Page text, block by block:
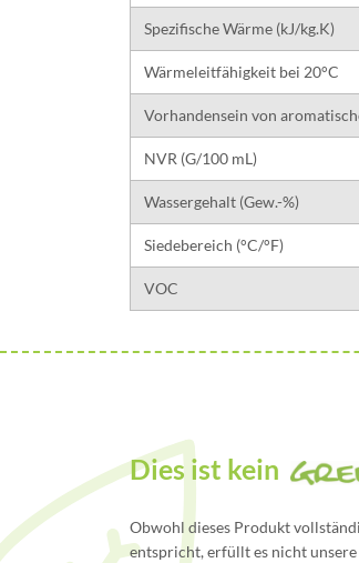
Spezifische Wärme (kJ/kg.K)
Wärmeleitfähigkeit bei 20°C
Vorhandensein von
NVR (G/100 mL)
Wassergehalt (Gew.-%)
Siedebereich (°C/°F)
VOC
Dies ist kein
Obwohl dieses Produkt
entspricht, erfüllt es nicht